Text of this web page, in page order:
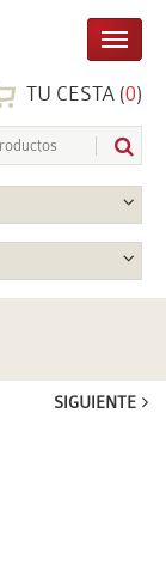
TU CESTA (0)
SIGUIENTE